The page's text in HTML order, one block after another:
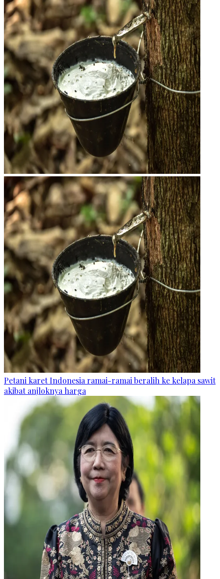
Petani karet Indonesia ramai-ramai beralih ke kelapa sawit
akibat anjloknya harga